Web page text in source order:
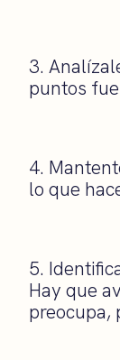
3.
puntos
4.
lo que
5.
Hay que
preocupa,